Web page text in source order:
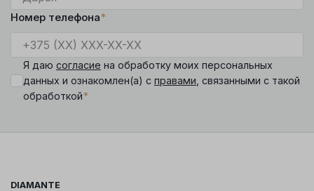
Номер телефона*
Я даю согласие на обработку моих персональных
данных и ознакомлен(а) с правами , связанными с такой
обработкой*
DIAMANTE